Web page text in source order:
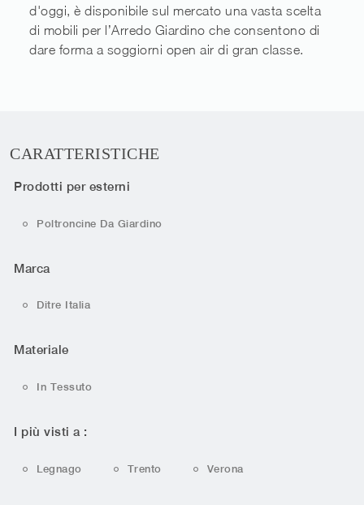
d'oggi, è disponibile sul mercato una vasta scelta
di mobili per l’Arredo Giardino che consentono di
dare forma a soggiorni open air di gran classe.
CARATTERISTICHE
Prodotti per esterni
Poltroncine Da Giardino
Marca
Ditre Italia
Materiale
In Tessuto
I più visti a :
Legnago Trento Verona